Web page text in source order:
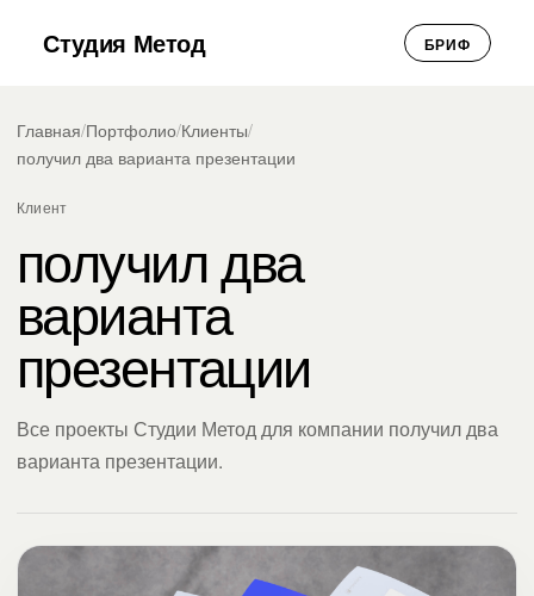
Студия Метод БРИФ
Главная/Портфолио/Клиенты/
получил два варианта презентации
Клиент
получил два
варианта
презентации
Все проекты Студии Метод для компании получил два
варианта презентации.